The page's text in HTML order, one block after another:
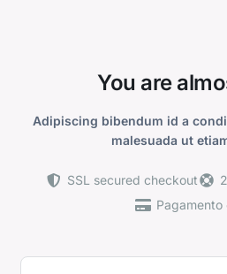
You are
Adipiscing bibendum id a
malesuada ut
SSL secured checkout
Pagamento